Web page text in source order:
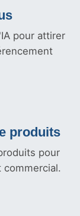
pour attirer
produits
pour
commercial.